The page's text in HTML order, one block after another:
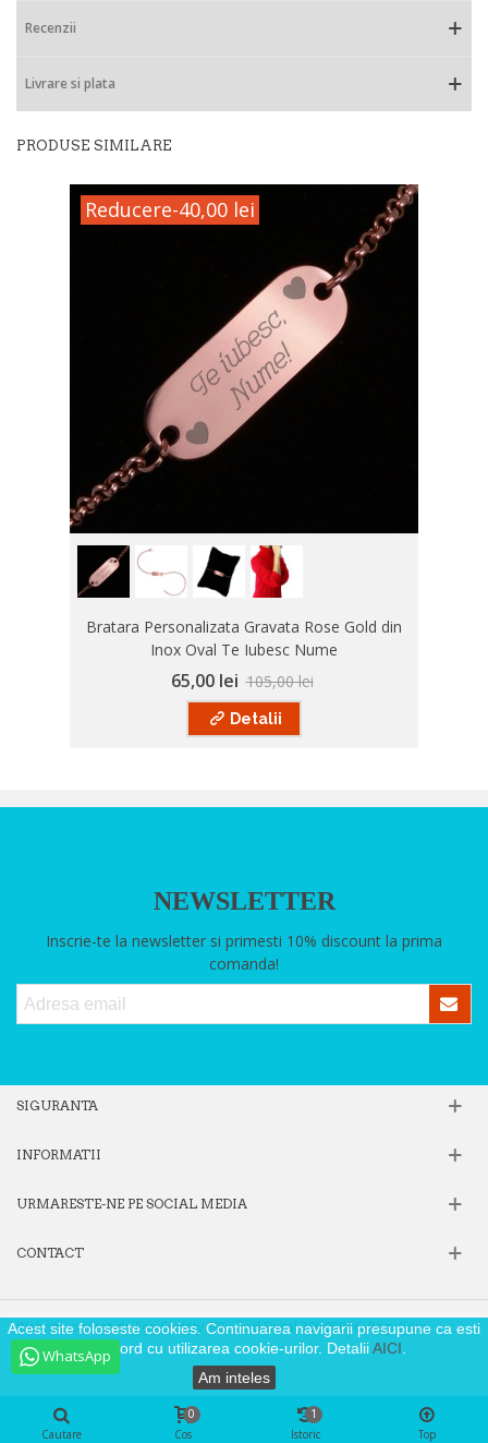
WhatsApp
Recenzii
Livrare si plata
PRODUSE SIMILARE
Reducere-40,00 lei
Bratara Personalizata Gravata Rose Gold din
Inox Oval Te Iubesc Nume
65,00 lei 105,00 lei
Detalii
NEWSLETTER
Inscrie-te la newsletter si primesti 10% discount la prima
comanda!
SIGURANTA
INFORMATII
URMARESTE-NE PE SOCIAL MEDIA
CONTACT
Acest site foloseste cookies. Continuarea navigarii presupune ca esti
de acord cu utilizarea cookie-urilor. DetaliiAICI
Am inteles
Website operat de Fox Society SRL, Cod Fiscal 39605806, Reg. Com.
J40/9871/2018
Cautare Cos
0
Istoric
1
Top